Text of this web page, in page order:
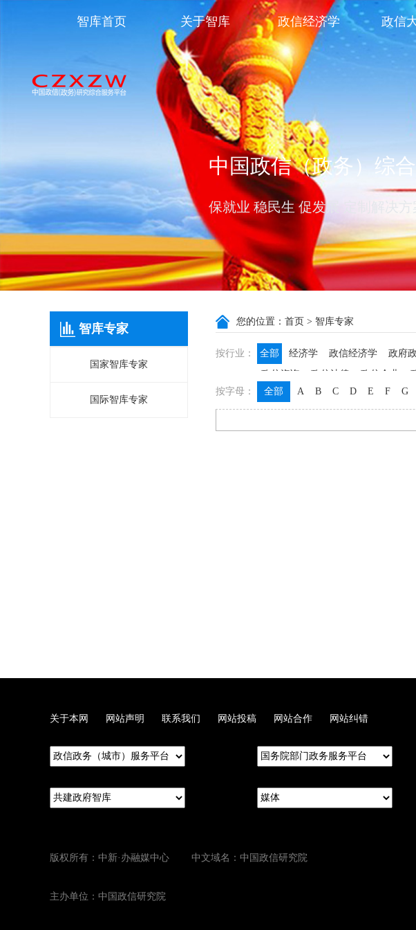
中国政信（政务）综
保就业 稳民生 促发展 定制解决方
智库首页 关于智库 政信经济学 政信
智库专家
国家智库专家
国际智库专家
您的位置： 首页 > 智库专家
按行业： 全部 经济学 政信经济学 政府
政信咨询
政信法律 政信企业
按字母：
全部 A B C D E F G
关于本网 网站声明 联系我们 网站投稿 网站合作 网站纠错
版权所有：中新·办融媒中心 中文域名：中国政信研究院
主办单位：中国政信研究院